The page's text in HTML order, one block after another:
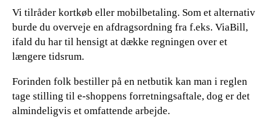
Vi tilråder kortkøb eller mobilbetaling. Som et alternativ
burde du overveje en afdragsordning fra f.eks. ViaBill,
ifald du har til hensigt at dække regningen over et
længere tidsrum.
Forinden folk bestiller på en netbutik kan man i reglen
tage stilling til e-shoppens forretningsaftale, dog er det
almindeligvis et omfattende arbejde.